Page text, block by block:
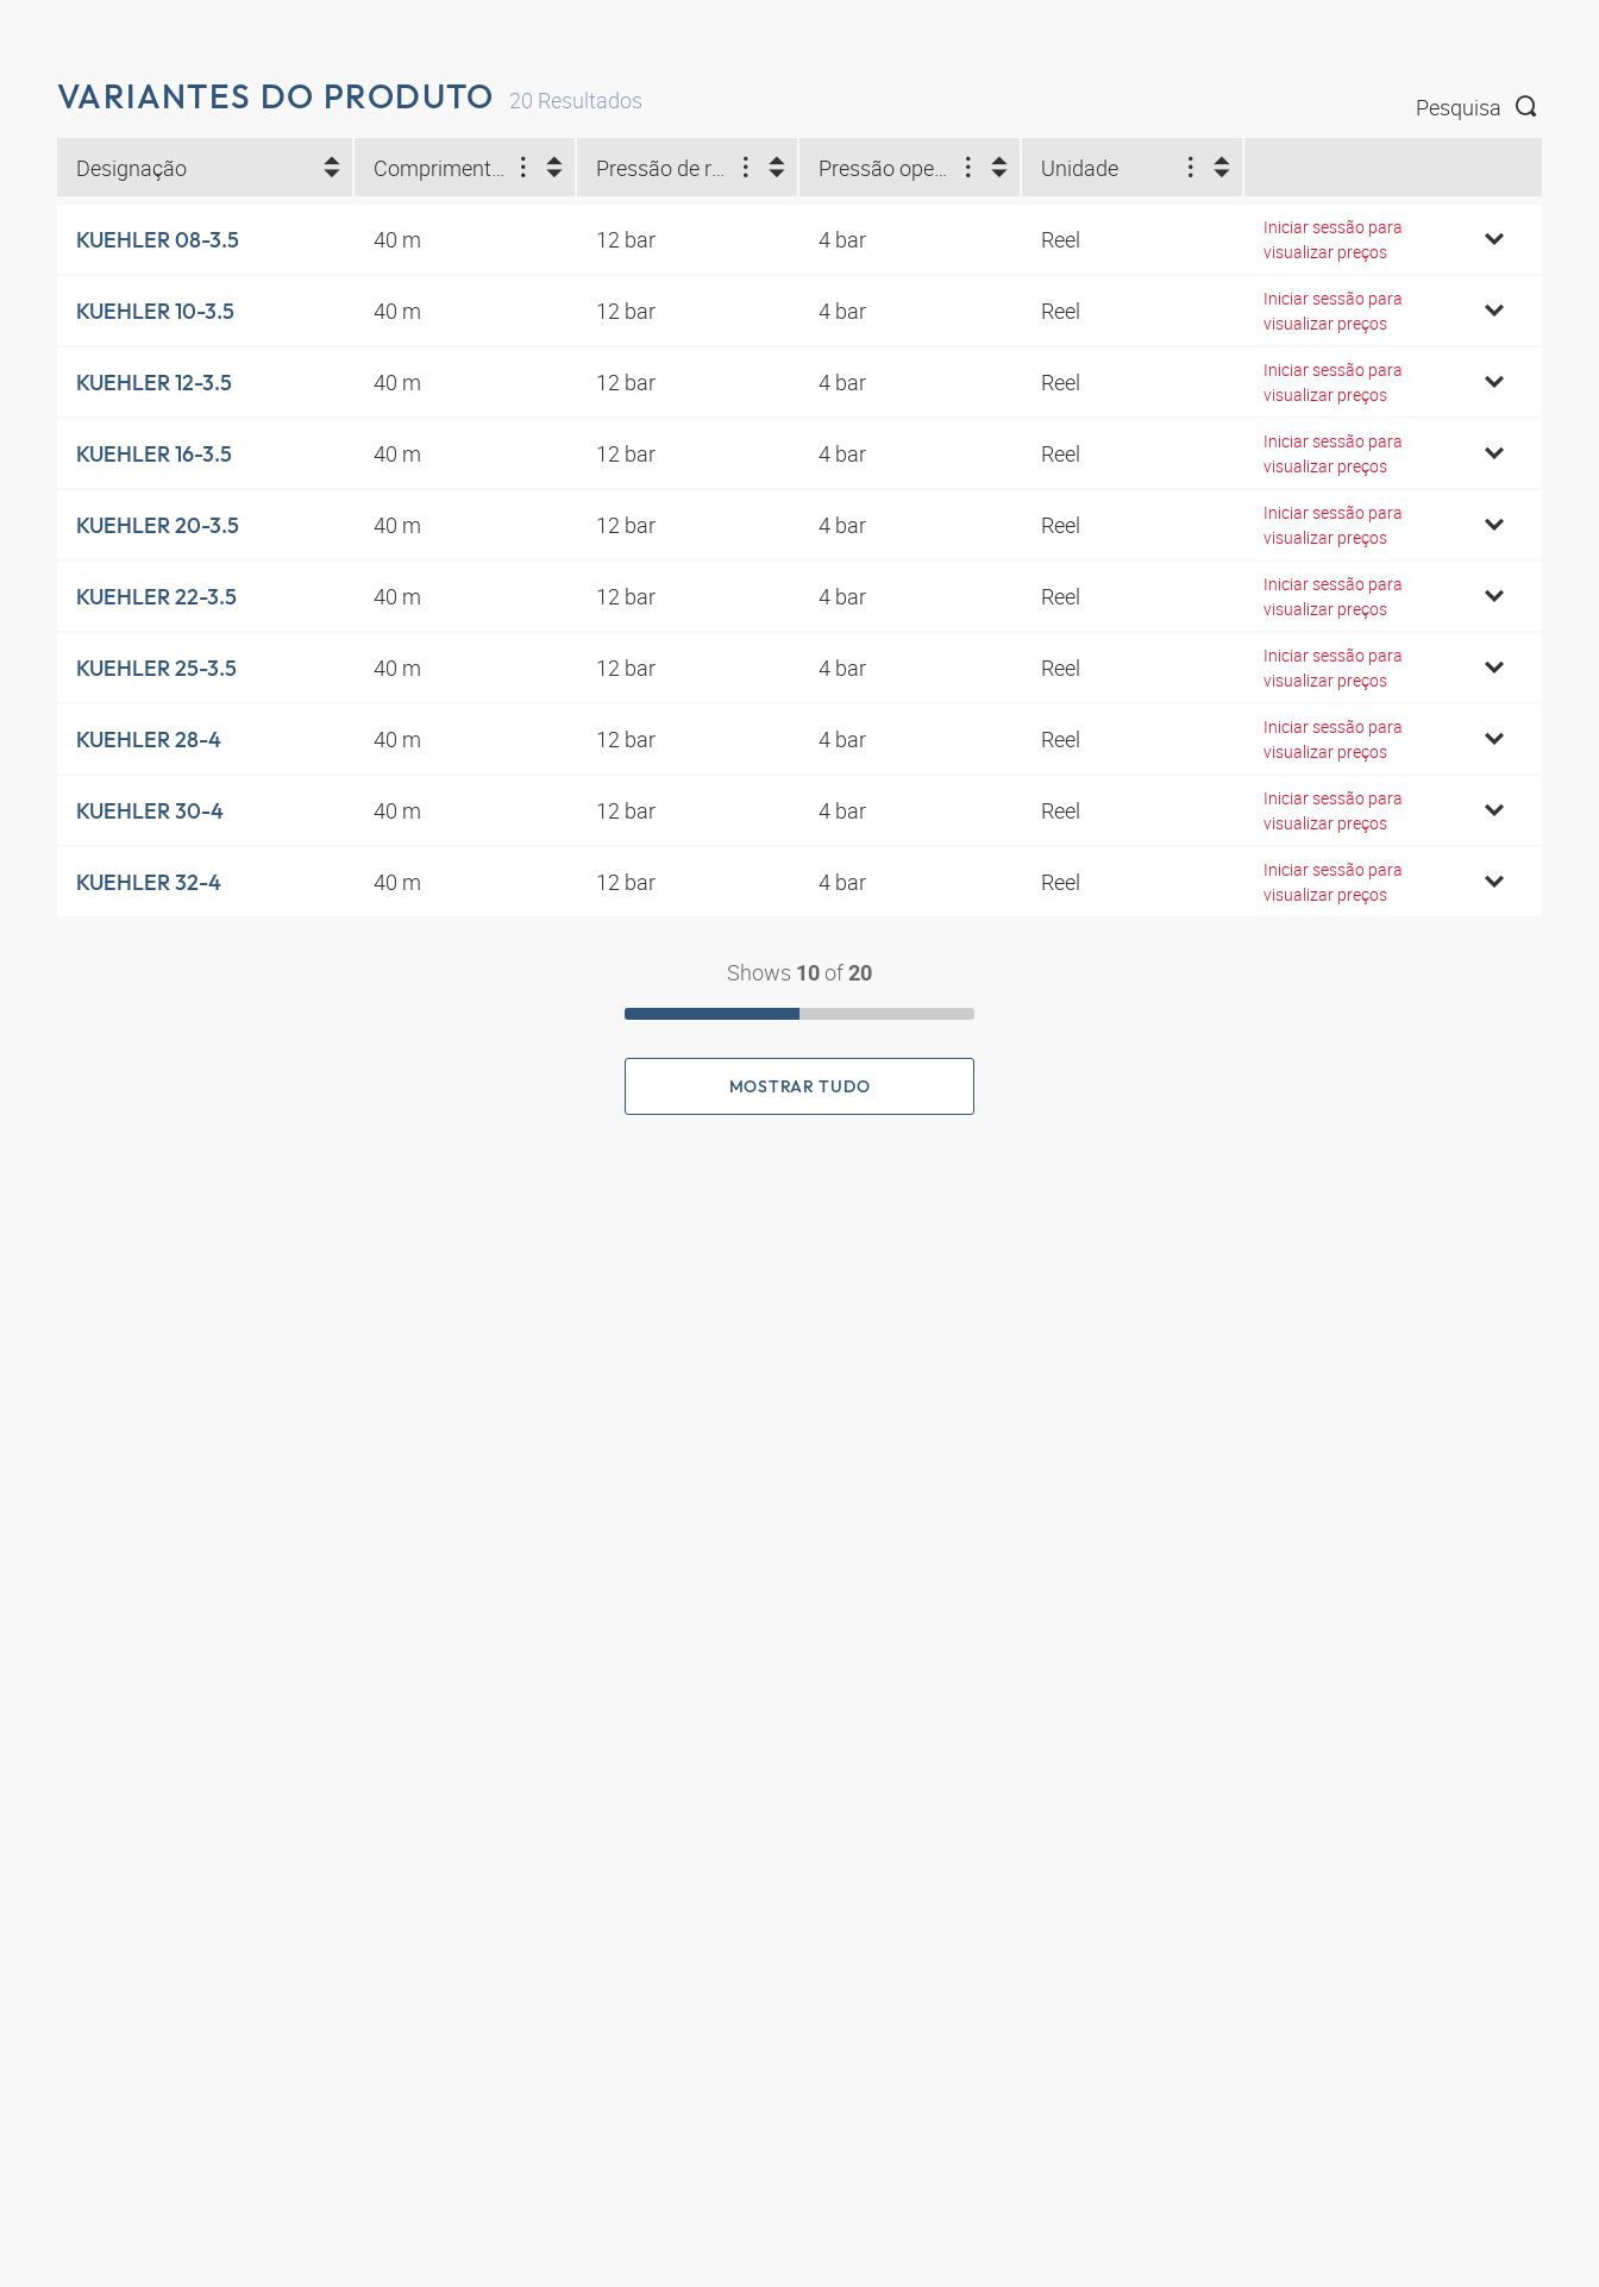
VARIANTES DO PRODUTO 20 Resultados Pesquisa
Designação Pressão de ruptura (bar) Unidade
KUEHLER 08-3.5 40 m 12 bar 4 bar Reel
Iniciar sessão para
visualizar preços
KUEHLER 10-3.5 40 m 12 bar 4 bar Reel
Iniciar sessão para
visualizar preços
KUEHLER 12-3.5 40 m 12 bar 4 bar Reel
Iniciar sessão para
visualizar preços
KUEHLER 16-3.5 40 m 12 bar 4 bar Reel
Iniciar sessão para
visualizar preços
KUEHLER 20-3.5 40 m 12 bar 4 bar Reel
Iniciar sessão para
visualizar preços
KUEHLER 22-3.5 40 m 12 bar 4 bar Reel
Iniciar sessão para
visualizar preços
KUEHLER 25-3.5 40 m 12 bar 4 bar Reel
Iniciar sessão para
visualizar preços
KUEHLER 28-4 40 m 12 bar 4 bar Reel
Iniciar sessão para
visualizar preços
KUEHLER 30-4 40 m 12 bar 4 bar Reel
Iniciar sessão para
visualizar preços
KUEHLER 32-4 40 m 12 bar 4 bar Reel
Iniciar sessão para
visualizar preços
Shows 10 of 20
MOSTRAR TUDO